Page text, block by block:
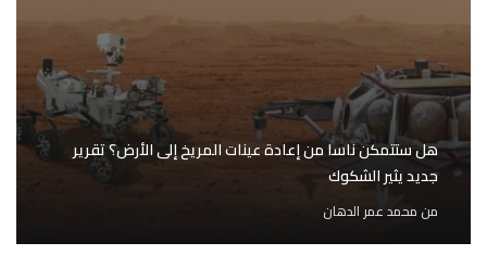
هل ستتمكن ناسا من إعادة عينات المريخ إلى الأرض؟ تقرير
جديد يثير الشكوك
من محمد عمر الدهان